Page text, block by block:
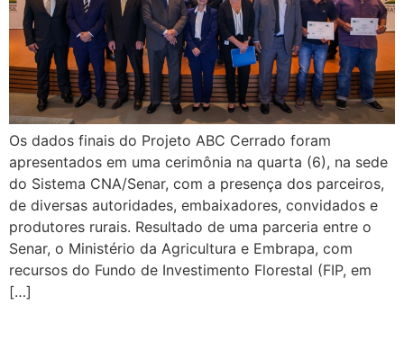
Os dados finais do Projeto ABC Cerrado foram
apresentados em uma cerimônia na quarta (6), na sede
do Sistema CNA/Senar, com a presença dos parceiros,
de diversas autoridades, embaixadores, convidados e
produtores rurais. Resultado de uma parceria entre o
Senar, o Ministério da Agricultura e Embrapa, com
recursos do Fundo de Investimento Florestal (FIP, em
[…]